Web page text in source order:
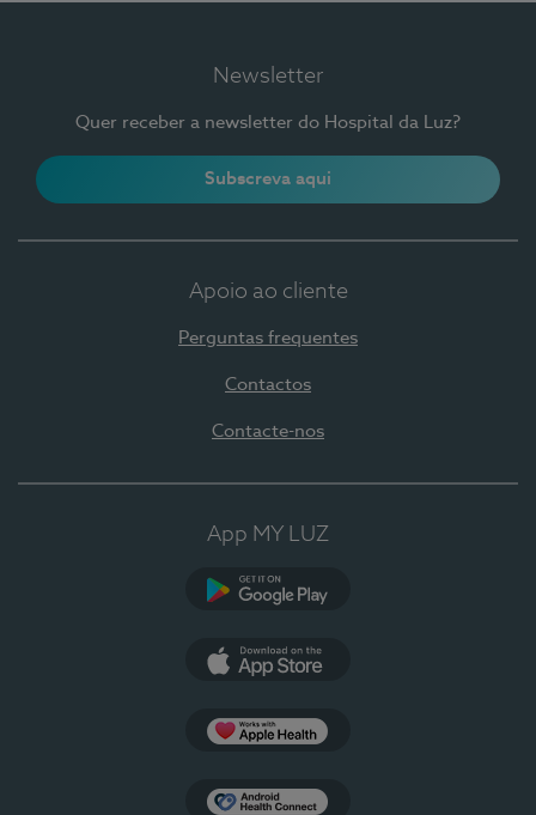
Newsletter
Quer receber a newsletter do Hospital da Luz?
Subscreva aqui
Apoio ao cliente
Perguntas frequentes
Contactos
Contacte-nos
App MY LUZ